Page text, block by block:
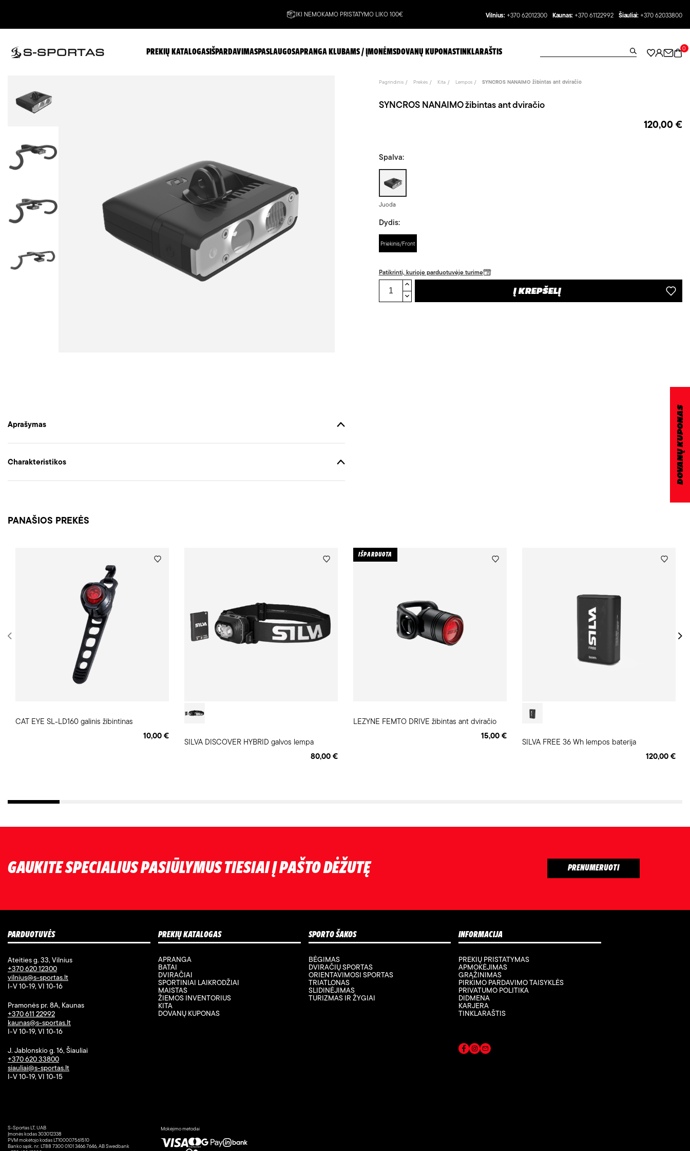
IKI NEMOKAMO PRISTATYMO LIKO 100€ Vilnius: +370 62012300 Kaunas: +370 61122992 Šiauliai: +370 62033800
PREKIŲ KATALOGASIŠPARDAVIMASPASLAUGOSAPRANGA KLUBAMS / ĮMONĖMSDOVANŲ KUPONASTINKLARAŠTIS 0
Aprašymas
Charakteristikos
Pagrindinis Prekės Kita Lempos SYNCROS NANAIMO žibintas ant dviračio
SYNCROS NANAIMO žibintas ant dviračio
120,00 €
Spalva:
Juoda
Dydis:
Priekinis/Front
Patikrinti, kurioje parduotuvėje turime
Į KREPŠELĮ
PANAŠIOS PREKĖS
CAT EYE SL-LD160 galinis žibintinas
10,00 €
SILVA DISCOVER HYBRID galvos lempa
80,00 €
LEZYNE FEMTO DRIVE žibintas ant dviračio
15,00 €
IŠPARDUOTA
SILVA FREE 36 Wh lempos baterija
120,00 €
GAUKITE SPECIALIUS PASIŪLYMUS TIESIAI Į PAŠTO DĖŽUTĘ
DOVANŲ KUPONAS
PARDUOTUVĖS
Ateities g. 33, Vilnius
+370 620 12300
vilnius@s-sportas.lt
I-V 10-19, VI 10-16
Pramonės pr. 8A, Kaunas
+370 611 22992
kaunas@s-sportas.lt
I-V 10-19, VI 10-16
J. Jablonskio g. 16, Šiauliai
+370 620 33800
siauliai@s-sportas.lt
I-V 10-19, VI 10-15
PREKIŲ KATALOGAS
APRANGA
BATAI
DVIRAČIAI
SPORTINIAI LAIKRODŽIAI
MAISTAS
ŽIEMOS INVENTORIUS
KITA
DOVANŲ KUPONAS
SPORTO ŠAKOS
BĖGIMAS
DVIRAČIŲ SPORTAS
ORIENTAVIMOSI SPORTAS
TRIATLONAS
SLIDINĖJIMAS
TURIZMAS IR ŽYGIAI
INFORMACIJA
PREKIŲ PRISTATYMAS
APMOKĖJIMAS
GRĄŽINIMAS
PIRKIMO PARDAVIMO TAISYKLĖS
PRIVATUMO POLITIKA
DIDMENA
KARJERA
TINKLARAŠTIS
S-Sportas LT, UAB
Įmonės kodas 303012338
PVM mokėtojo kodas LT100007561510
Banko sąsk. nr. LT88 7300 0101 3466 7646, AB Swedbank
Mokėjimo metodai